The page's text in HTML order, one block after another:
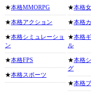
★本格MMORPG
★本格アクション
★本格シミュレーショ
ン
★本格FPS
★本格スポーツ
★本格
★本格
★本格
ル
★本格
グ
★本格